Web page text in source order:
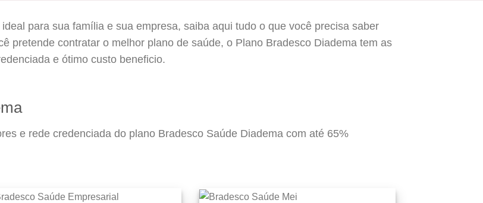
para sua família e sua empresa, saiba aqui tudo o que você precisa saber
pretende contratar o melhor plano de saúde, o Plano Bradesco Diadema tem as
e ótimo custo beneficio.
e rede credenciada do plano Bradesco Saúde Diadema com até 65%